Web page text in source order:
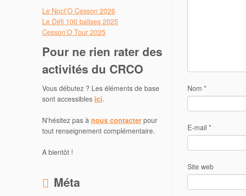
Le Noct’O Cesson 2026
Le Défi 100 balises 2025
Cesson’O Tour 2025
Pour ne rien rater des
activités du CRCO
Vous débutez ? Les éléments de base
sont accessibles ici.
N'hésitez pas à nous contacterpour
tout renseignement complémentaire.
A bientôt !
Méta
Nom *
E-mail *
Site web